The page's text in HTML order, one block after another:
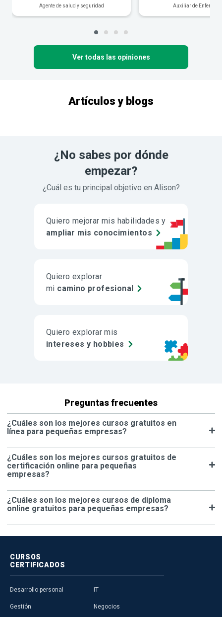
Agente de salud y seguridad Auxiliar de
Ver todas las opiniones
Artículos y blogs
¿No sabes por dónde
empezar?
¿Cuál es tu principal objetivo en Alison?
Quiero mejorar mis habilidades y
ampliar mis conocimientos
Quiero explorar
mi camino profesional
Quiero explorar mis
intereses y hobbies
Preguntas frecuentes
¿Cuáles son los mejores cursos gratuitos en
línea para pequeñas empresas?
¿Cuáles son los mejores cursos gratuitos de
certificación online para pequeñas
empresas?
¿Cuáles son los mejores cursos de diploma
online gratuitos para pequeñas empresas?
CURSOS
CERTIFICADOS
Desarrollo personal
Gestión
IT
Negocios